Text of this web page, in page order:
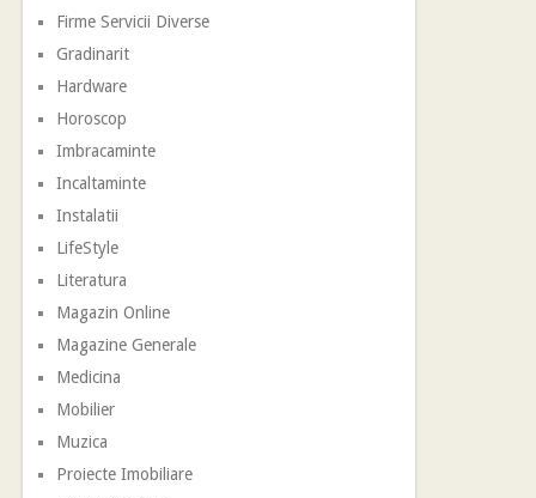
Firme Servicii Diverse
Gradinarit
Hardware
Horoscop
Imbracaminte
Incaltaminte
Instalatii
LifeStyle
Literatura
Magazin Online
Magazine Generale
Medicina
Mobilier
Muzica
Proiecte Imobiliare